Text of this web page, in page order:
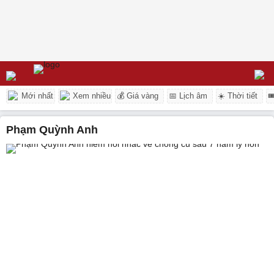
Mới nhất Xem nhiều 💰 Giá vàng 📅 Lịch âm ☀️ Thời tiết
Phạm Quỳnh Anh